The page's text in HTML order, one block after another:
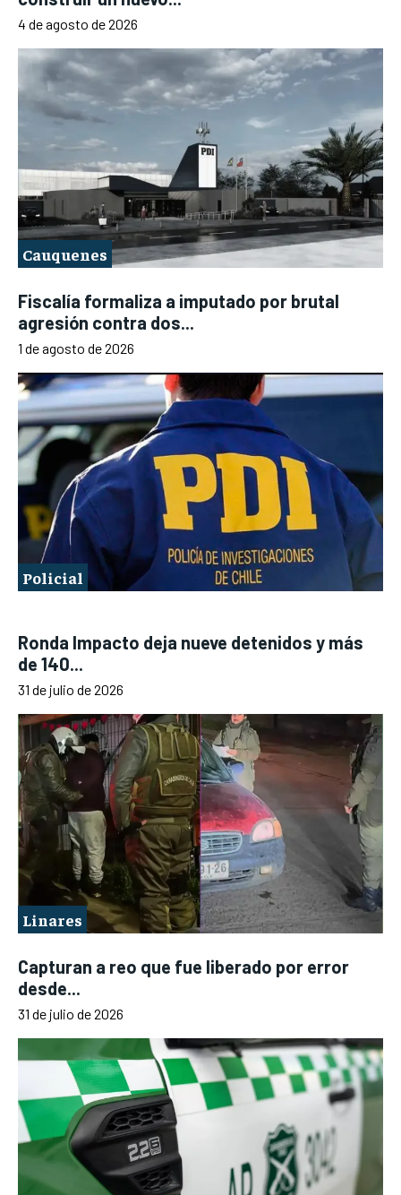
4 de agosto de 2026
Cauquenes
Fiscalía formaliza a imputado por brutal
agresión contra dos...
1 de agosto de 2026
Policial
Ronda Impacto deja nueve detenidos y más
de 140...
31 de julio de 2026
Linares
Capturan a reo que fue liberado por error
desde...
31 de julio de 2026